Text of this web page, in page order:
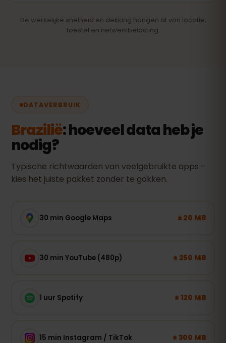
De werkelijke snelheid en dekking hangen af van locatie,
toestel en netwerkbelasting.
DATAVERBRUIK
Brazilië: hoeveel data heb je
nodig?
Typische richtwaarden van veelgebruikte apps –
kies het juiste pakket zonder te gokken.
30 min Google Maps ± 20 MB
30 min YouTube (480p) ± 250 MB
1 uur Spotify ± 120 MB
15 min Instagram / TikTok ± 300 MB